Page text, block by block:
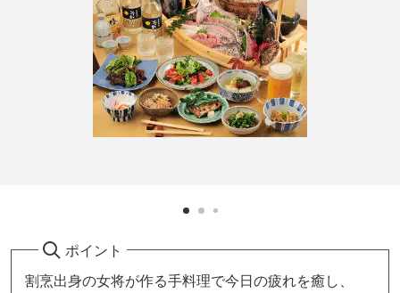
ポイント
割烹出身の女将が作る手料理で今日の疲れを癒し、